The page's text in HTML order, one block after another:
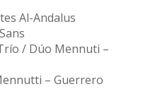
Al-Andalus
/ Dúo Mennuti –
– Guerrero